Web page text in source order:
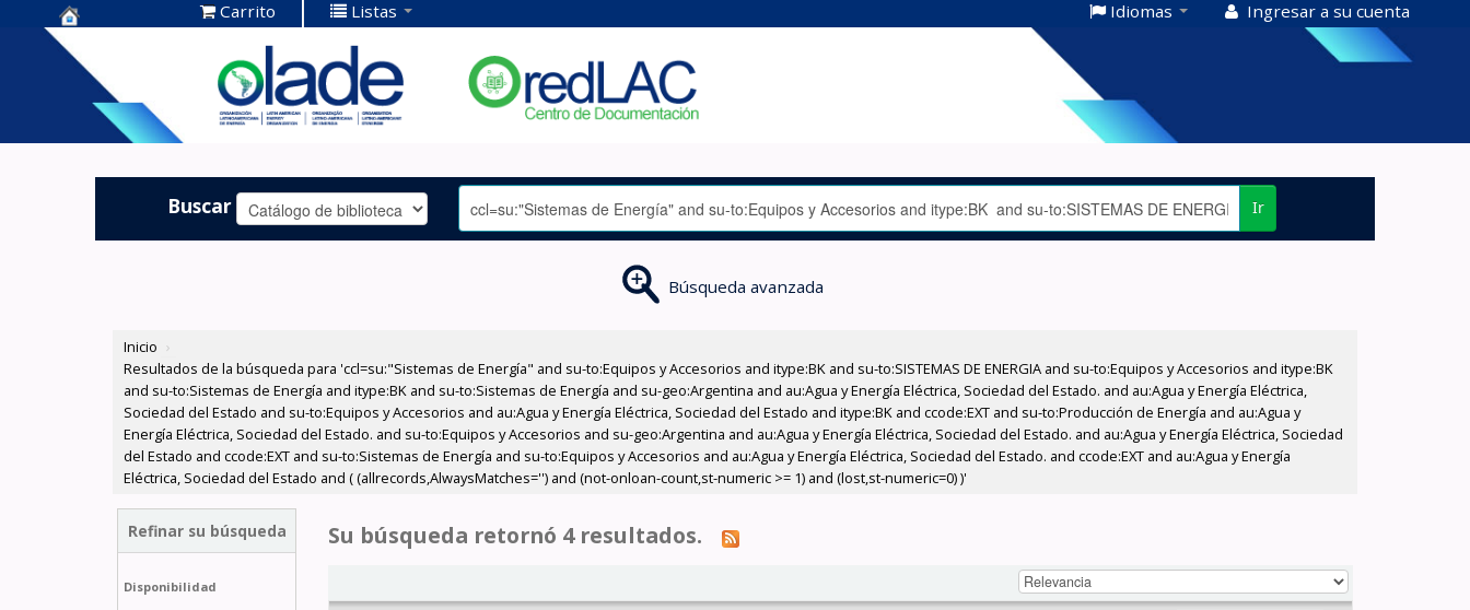
Centro de
Documentación
OLADE -
Carrito Listas Idiomas Ingresar a su cuenta
Buscar Ir
Búsqueda avanzada
Inicio ›
Resultados de la búsqueda para 'ccl=su:"Sistemas de Energía" and su-to:Equipos y Accesorios and itype:BK and su-to:SISTEMAS DE ENERGIA and su-to:Equipos y Accesorios and itype:BK
and su-to:Sistemas de Energía and itype:BK and su-to:Sistemas de Energía and su-geo:Argentina and au:Agua y Energía Eléctrica, Sociedad del Estado. and au:Agua y Energía Eléctrica,
Sociedad del Estado and su-to:Equipos y Accesorios and au:Agua y Energía Eléctrica, Sociedad del Estado and itype:BK and ccode:EXT and su-to:Producción de Energía and au:Agua y
Energía Eléctrica, Sociedad del Estado. and su-to:Equipos y Accesorios and su-geo:Argentina and au:Agua y Energía Eléctrica, Sociedad del Estado. and au:Agua y Energía Eléctrica, Sociedad
del Estado and ccode:EXT and su-to:Sistemas de Energía and su-to:Equipos y Accesorios and au:Agua y Energía Eléctrica, Sociedad del Estado. and ccode:EXT and au:Agua y Energía
Eléctrica, Sociedad del Estado and ( (allrecords,AlwaysMatches='') and (not-onloan-count,st-numeric >= 1) and (lost,st-numeric=0) )'
Refinar su búsqueda
Disponibilidad
Su búsqueda retornó 4 resultados.